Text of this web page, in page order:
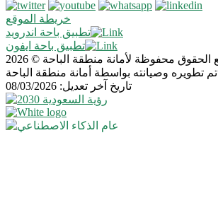
خريطة الموقع
تطبيق باحة اندرويد
تطبيق باحة ايفون
الحقوق محفوظة لأمانة منطقة الباحة © 2026
تم تطويره وصيانته بواسطة أمانة منطقة الباحة
تاريخ آخر تعديل: 08/03/2026